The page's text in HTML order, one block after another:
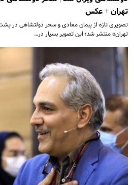
تهران + عکس
تصویری تازه از پیمان معادی و سحر دولتشاهی در
تهران» منتشر شد؛ این تصویر بسیار در…